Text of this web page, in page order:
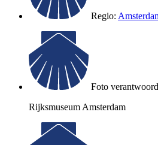
Regio:
Foto
Rijksmuseum Amsterdam